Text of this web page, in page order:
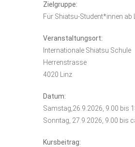
Zielgruppe:
Für Shiatsu-Student*innen
Veranstaltungsort:
Internationale Shiatsu Schule
Herrenstrasse
4020 Linz
Datum:
Samstag,26.9.2026, 9.00 bis
Sonntag, 27.9.2026, 9.00 bis
Kursbeitrag: